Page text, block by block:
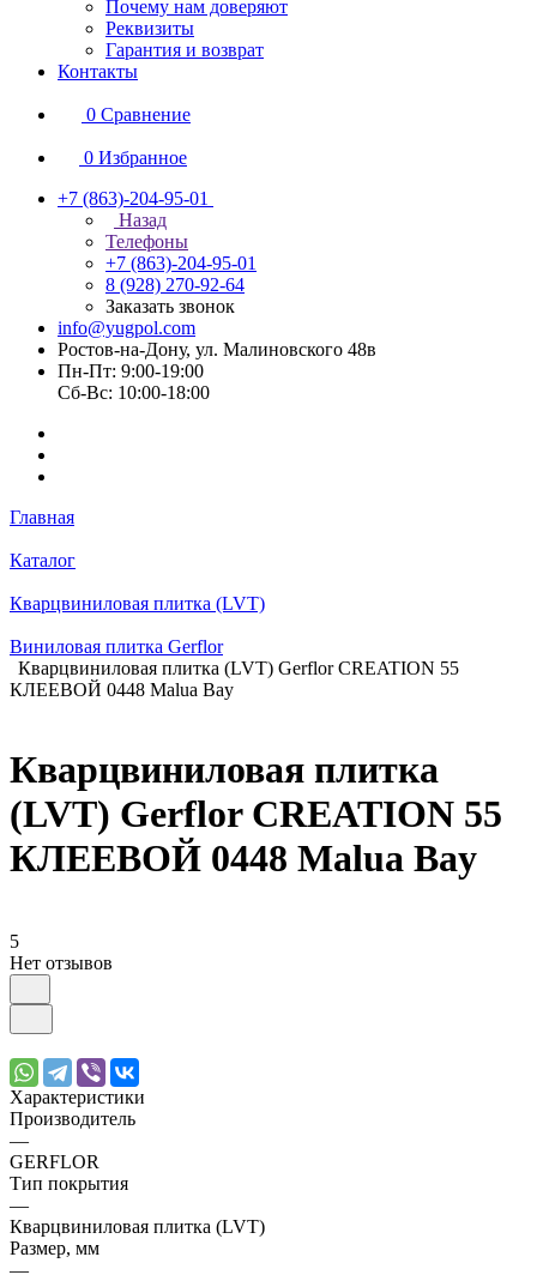
Почему нам доверяют
Реквизиты
Гарантия и возврат
Контакты
0 Сравнение
0 Избранное
+7 (863)-204-95-01
Назад
Телефоны
+7 (863)-204-95-01
8 (928) 270-92-64
Заказать звонок
info@yugpol.com
Ростов-на-Дону, ул. Малиновского 48в
Пн-Пт: 9:00-19:00
Cб-Вс: 10:00-18:00
Главная
Каталог
Кварцвиниловая плитка (LVT)
Виниловая плитка Gerflor
Кварцвиниловая плитка (LVT) Gerflor CREATION 55
КЛЕЕВОЙ 0448 Malua Bay
Кварцвиниловая плитка
(LVT) Gerflor CREATION 55
КЛЕЕВОЙ 0448 Malua Bay
5
Нет отзывов
Характеристики
Производитель
—
GERFLOR
Тип покрытия
—
Кварцвиниловая плитка (LVT)
Размер, мм
—